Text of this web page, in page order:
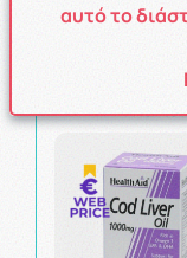
11 Πόντοι
αυτό το